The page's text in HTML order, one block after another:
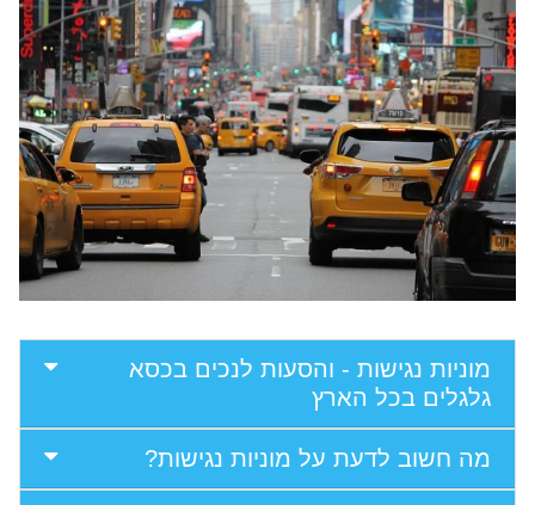
מוניות נגישות - והסעות לנכים בכסא
גלגלים בכל הארץ
מה חשוב לדעת על מוניות נגישות?